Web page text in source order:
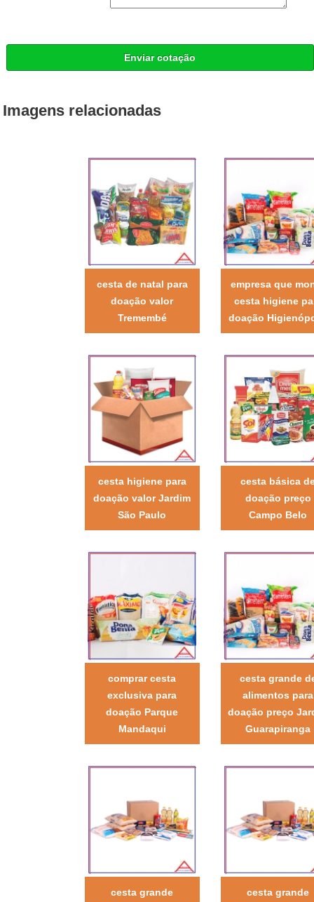
Enviar cotação
Imagens relacionadas
cesta de natal para
doação valor
Tremembé
empresa que
cesta higiene
doação
cesta higiene para
doação valor Jardim
São Paulo
cesta básica
doação preço
Campo Belo
comprar cesta
exclusiva para
doação Parque
Mandaqui
cesta grande
alimentos para
doação preço
Guarapiranga
cesta grande
cesta grande